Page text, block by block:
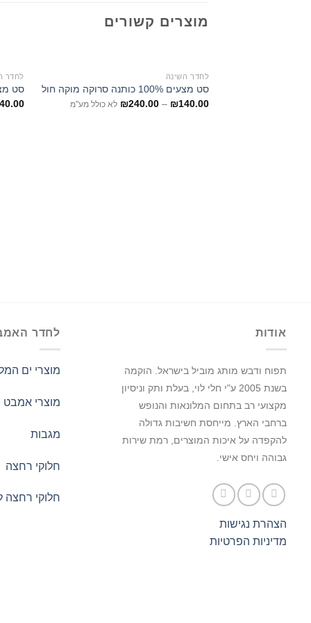
מוצרים קשורים
לחדר השינה
סט מצעים 100% כותנה סרוקה מוקה חול
₪140.00
–
₪240.00 לא כולל מע"מ
לחדר
סט מצעים 100%
אודות
תפוח ודבש מותג מוביל בישראל. הוקמה
בשנת 2005 ע"י חלי לוי, בעלת ותק וניסיון
מקצועי רב בתחום המלונאות והנופש
ברחבי הארץ. מייחסת חשיבות גדולה
להקפדה על איכות המוצרים, רמת שירות
גבוהה ויחס אישי.
הצהרת נגישות
מדיניות הפרטיות
לחדר
מוצרי ים
מוצרי אמבט
מגבות
חלוקי רחצה
חלוקי רחצה